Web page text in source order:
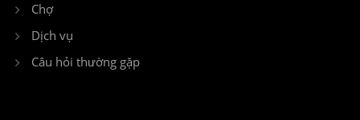
Chợ
Dịch vụ
Câu hỏi thường gặp